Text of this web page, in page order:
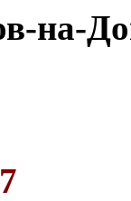
на-